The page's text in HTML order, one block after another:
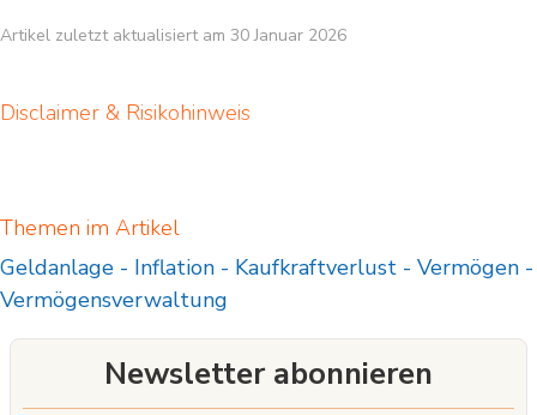
Artikel zuletzt aktualisiert am 30 Januar 2026
Disclaimer & Risikohinweis
Themen im Artikel
Geldanlage - Inflation - Kaufkraftverlust - Vermögen -
Vermögensverwaltung
Newsletter abonnieren